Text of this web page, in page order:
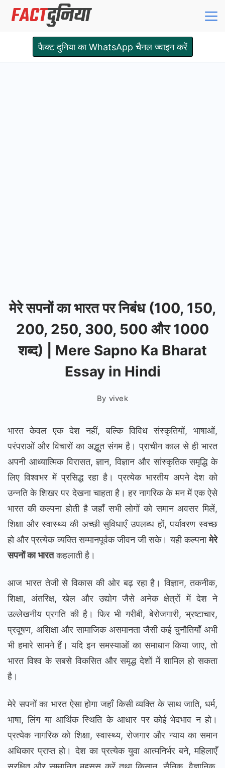
Skip
content
Fact
Dunia
फैक्ट दुनिया का WhatsApp चैनल ज्वाइन करें
मेरे सपनों का भारत पर निबंध (100, 150,
200, 250, 300, 500 और 1000
शब्द) | Mere Sapno Ka Bharat
Essay in Hindi
By vivek
भारत केवल एक देश नहीं, बल्कि विविध संस्कृतियों, भाषाओं,
परंपराओं और विचारों का अद्भुत संगम है। प्राचीन काल से ही भारत
अपनी आध्यात्मिक विरासत, ज्ञान, विज्ञान और सांस्कृतिक समृद्धि के
लिए विश्वभर में प्रसिद्ध रहा है। प्रत्येक भारतीय अपने देश को
उन्नति के शिखर पर देखना चाहता है। हर नागरिक के मन में एक ऐसे
भारत की कल्पना होती है जहाँ सभी लोगों को समान अवसर मिलें,
शिक्षा और स्वास्थ्य की अच्छी सुविधाएँ उपलब्ध हों, पर्यावरण स्वच्छ
हो और प्रत्येक व्यक्ति सम्मानपूर्वक जीवन जी सके। यही कल्पनामेरे
सपनों का भारतकहलाती है।
आज भारत तेजी से विकास की ओर बढ़ रहा है। विज्ञान, तकनीक,
शिक्षा, अंतरिक्ष, खेल और उद्योग जैसे अनेक क्षेत्रों में देश ने
उल्लेखनीय प्रगति की है। फिर भी गरीबी, बेरोजगारी, भ्रष्टाचार,
प्रदूषण, अशिक्षा और सामाजिक असमानता जैसी कई चुनौतियाँ अभी
भी हमारे सामने हैं। यदि इन समस्याओं का समाधान किया जाए, तो
भारत विश्व के सबसे विकसित और समृद्ध देशों में शामिल हो सकता
है।
मेरे सपनों का भारत ऐसा होगा जहाँ किसी व्यक्ति के साथ जाति, धर्म,
भाषा, लिंग या आर्थिक स्थिति के आधार पर कोई भेदभाव न हो।
प्रत्येक नागरिक को शिक्षा, स्वास्थ्य, रोजगार और न्याय का समान
अधिकार प्राप्त हो। देश का प्रत्येक युवा आत्मनिर्भर बने, महिलाएँ